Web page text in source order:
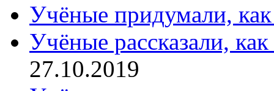
Учёные придумали,
Учёные рассказали,
27.10.2019